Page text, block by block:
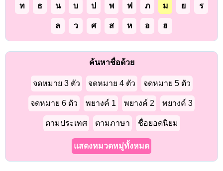
ท ธ น บ ป พ ฟ ภ ม ย ร
ล ว ศ ส ห อ ฮ
ค้นหาชื่อด้วย
จดหมาย 3 ตัว จดหมาย 4 ตัว จดหมาย 5 ตัว
จดหมาย 6 ตัว พยางค์ 1 พยางค์ 2 พยางค์ 3
ตามประเทศ ตามภาษา ชื่อยอดนิยม
แสดงหมวดหมู่ทั้งหมด